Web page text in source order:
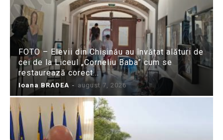
FOTO – Elevii din Chișinău au învățat alături de
cei de la Liceul „Corneliu Baba” cum se
restaurează corect...
Ioana BRADEA - august 7, 2026